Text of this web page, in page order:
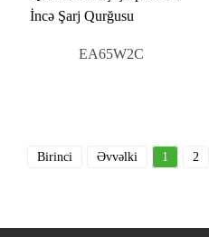
EA65W2C
Birinci Əvvəlki 1 2